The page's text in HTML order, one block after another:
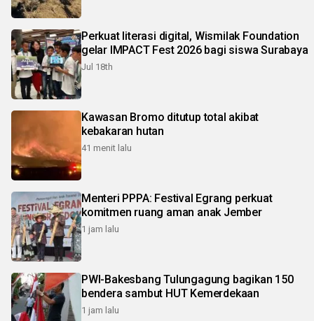
Perkuat literasi digital, Wismilak Foundation
gelar IMPACT Fest 2026 bagi siswa Surabaya
Jul 18th
Kawasan Bromo ditutup total akibat
kebakaran hutan
41 menit lalu
Menteri PPPA: Festival Egrang perkuat
komitmen ruang aman anak Jember
1 jam lalu
PWI-Bakesbang Tulungagung bagikan 150
bendera sambut HUT Kemerdekaan
1 jam lalu